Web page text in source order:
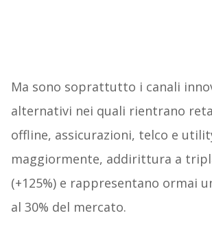
Ma sono soprattutto i canali
alternativi nei quali rientrano
offline, assicurazioni, telco e
maggiormente, addirittura a
(+125%) e rappresentano ormai
al 30% del mercato.